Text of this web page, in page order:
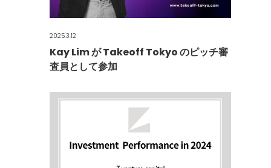
2025.3.12
Kay Lim が Takeoff Tokyo のピッチ審
査員として参加